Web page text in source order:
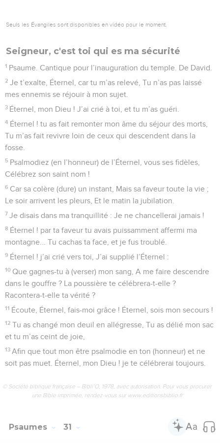
Seuls les Évangiles sont disponibles en vidéo pour le moment.
Seigneur, c'est toi qui es ma sécurité
1 Psaume. Cantique pour l’inauguration du temple. De David.
2 Je t’exalte, Éternel, car tu m’as relevé, Tu n’as pas laissé
mes ennemis se réjouir à mon sujet.
3 Éternel, mon Dieu ! J’ai crié à toi, et tu m’as guéri.
4 Éternel ! tu as fait remonter mon âme du séjour des morts,
Tu m’as fait revivre loin de ceux qui descendent dans la
fosse.
5 Psalmodiez (en l’honneur) de l’Éternel, vous ses fidèles,
Célébrez son saint nom !
6 Car sa colère (dure) un instant, Mais sa faveur toute la vie ;
Le soir arrivent les pleurs, Et le matin la jubilation.
7 Je disais dans ma tranquillité : Je ne chancellerai jamais !
8 Éternel ! par ta faveur tu avais puissamment affermi ma
montagne... Tu cachas ta face, et je fus troublé.
9 Éternel ! j’ai crié vers toi, J’ai supplié l’Éternel :
10 Que gagnes-tu à (verser) mon sang, A me faire descendre
dans le gouffre ? La poussière te célébrera-t-elle ?
Racontera-t-elle ta vérité ?
11 Écoute, Éternel, fais-moi grâce ! Éternel, sois mon secours !
12 Tu as changé mon deuil en allégresse, Tu as délié mon sac
et tu m’as ceint de joie,
13 Afin que tout mon être psalmodie en ton (honneur) et ne
soit pas muet. Éternel, mon Dieu ! je te célébrerai toujours.
© Société biblique française – Bibli’O, 1978, avec autorisation. Pour vous procurer
une Bible imprimée, rendez-vous sur www.editionsbiblio.fr
Psaumes 31